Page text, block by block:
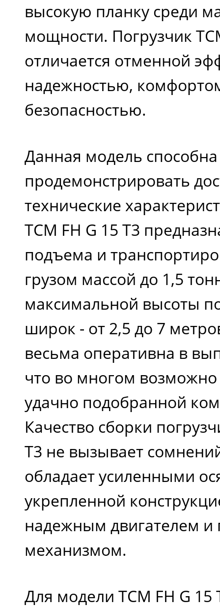
высокую планку среди
мощности. Погрузчик
отличается отменной
надежностью,
безопасностью.
Данная модель способна
продемонстрировать
технические
TCM FH G 15 T3
подъема и
грузом массой до 1,5
максимальной высоты
широк - от 2,5 до 7
весьма оперативна в
что во многом возможно
удачно подобранной
Качество сборки
T3 не вызывает
обладает усиленными
укрепленной
надежным двигателем
механизмом.
Для модели TCM FH G 15